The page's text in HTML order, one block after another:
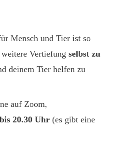
Mensch und Tier ist so
Vertiefung selbst zu
deinem Tier helfen zu
auf Zoom,
20.30 Uhr (es gibt eine